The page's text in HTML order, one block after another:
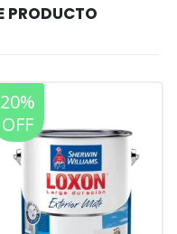
20%
OFF